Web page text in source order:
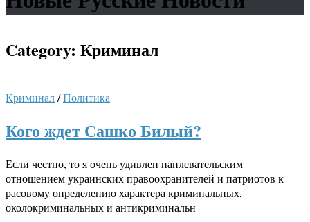
Category: Криминал
Криминал/Политика
Кого ждет Сашко Билый?
Если честно, то я очень удивлен наплевательским
отношением украинских правоохранителей и патриотов к
расовому определению характера криминальных,
околокриминальных и антикриминальн